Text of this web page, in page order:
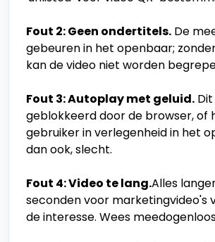
Fout 2: Geen ondertitels. De
gebeuren in het openbaar;
kan de video niet worden
Fout 3: Autoplay met geluid.
geblokkeerd door de browser, of
gebruiker in verlegenheid in het
dan ook, slecht.
Fout 4: Video te lang.Alles
seconden voor marketingvideo's
de interesse. Wees